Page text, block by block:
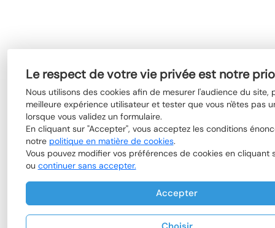
Le respect de votre vie privée est notre
Nous utilisons des cookies afin de mesurer l'audience du site,
meilleure expérience utilisateur et tester que vous n'êtes pas
lorsque vous validez un formulaire.
En cliquant sur "Accepter", vous acceptez les conditions
notre politique en matière de cookies.
Vous pouvez modifier vos préférences de cookies en cliquant
ou continuer sans accepter.
Accepter